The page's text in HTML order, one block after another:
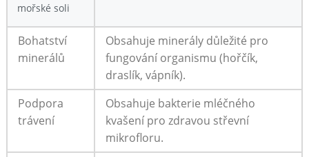
mořské soli
Bohatství
minerálů
Obsahuje minerály důležité pro
fungování organismu (hořčík,‍
draslík, ⁣vápník).
Podpora
trávení
Obsahuje bakterie mléčného
kvašení pro zdravou střevní
mikrofloru.